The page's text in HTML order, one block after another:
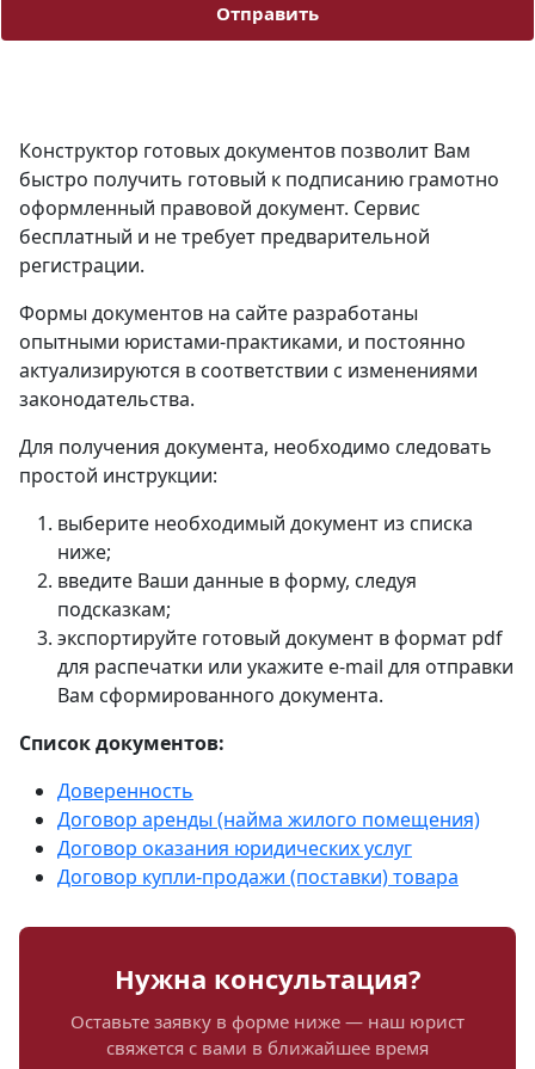
Отправить
Конструктор готовых документов позволит Вам
быстро получить готовый к подписанию грамотно
оформленный правовой документ. Сервис
бесплатный и не требует предварительной
регистрации.
Формы документов на сайте разработаны
опытными юристами-практиками, и постоянно
актуализируются в соответствии с изменениями
законодательства.
Для получения документа, необходимо следовать
простой инструкции:
выберите необходимый документ из списка
ниже;
введите Ваши данные в форму, следуя
подсказкам;
экспортируйте готовый документ в формат pdf
для распечатки или укажите e-mail для отправки
Вам сформированного документа.
Список документов:
Доверенность
Договор аренды (найма жилого помещения)
Договор оказания юридических услуг
Договор купли-продажи (поставки) товара
Нужна консультация?
Оставьте заявку в форме ниже — наш юрист
свяжется с вами в ближайшее время